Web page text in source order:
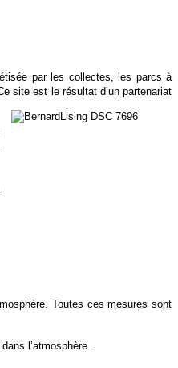
par les collectes, les parcs à
site est le résultat d’un partenariat
Toutes ces mesures sont
l’atmosphère.